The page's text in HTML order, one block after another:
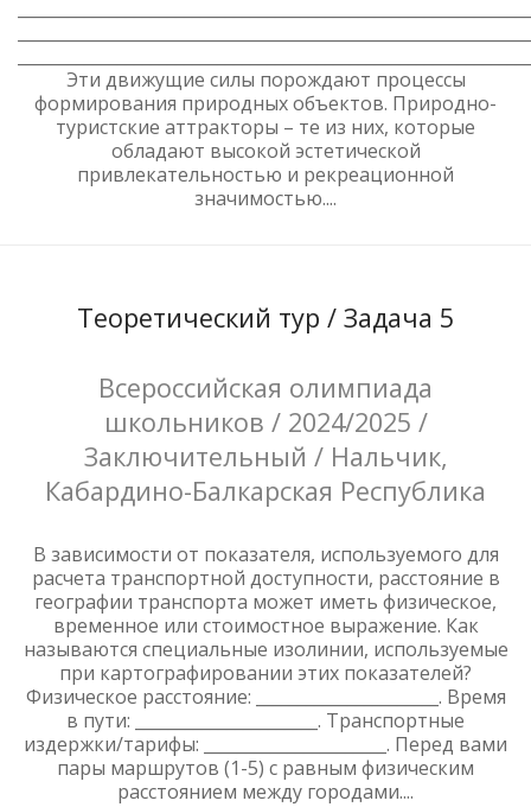
Эти движущие силы порождают процессы
формирования природных объектов. Природно-
туристские аттракторы – те из них, которые
обладают высокой эстетической
привлекательностью и рекреационной
значимостью....
Теоретический тур / Задача 5
Всероссийская олимпиада
школьников / 2024/2025 /
Заключительный / Нальчик,
Кабардино-Балкарская Республика
В зависимости от показателя, используемого для
расчета транспортной доступности, расстояние в
географии транспорта может иметь физическое,
временное или стоимостное выражение. Как
называются специальные изолинии, используемые
при картографировании этих показателей?
Физическое расстояние: ______________________. Время
в пути: ______________________. Транспортные
издержки/тарифы: ______________________. Перед вами
пары маршрутов (1-5) с равным физическим
расстоянием между городами....